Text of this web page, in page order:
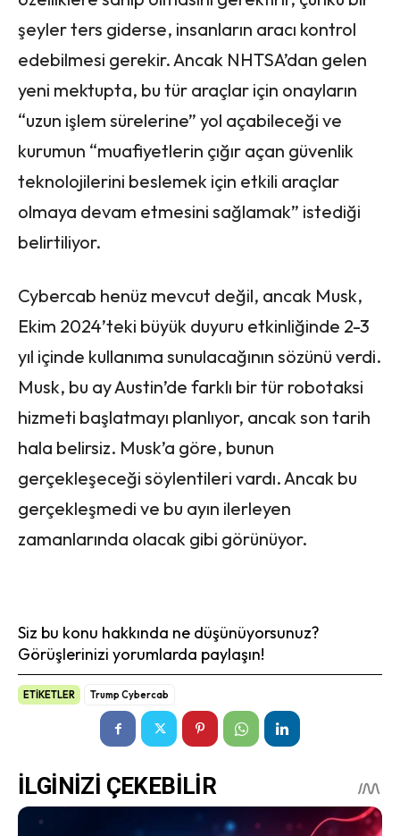
şeyler ters giderse, insanların aracı kontrol
edebilmesi gerekir. Ancak NHTSA’dan gelen
yeni mektupta, bu tür araçlar için onayların
“uzun işlem sürelerine” yol açabileceği ve
kurumun “muafiyetlerin çığır açan güvenlik
teknolojilerini beslemek için etkili araçlar
olmaya devam etmesini sağlamak” istediği
belirtiliyor.
Cybercab henüz mevcut değil, ancak Musk,
Ekim 2024’teki büyük duyuru etkinliğinde 2-3
yıl içinde kullanıma sunulacağının sözünü verdi.
Musk, bu ay Austin’de farklı bir tür robotaksi
hizmeti başlatmayı planlıyor, ancak son tarih
hala belirsiz. Musk’a göre, bunun
gerçekleşeceği söylentileri vardı. Ancak bu
gerçekleşmedi ve bu ayın ilerleyen
zamanlarında olacak gibi görünüyor.
Siz bu konu hakkında ne düşünüyorsunuz?
Görüşlerinizi yorumlarda paylaşın!
ETİKETLER Trump Cybercab